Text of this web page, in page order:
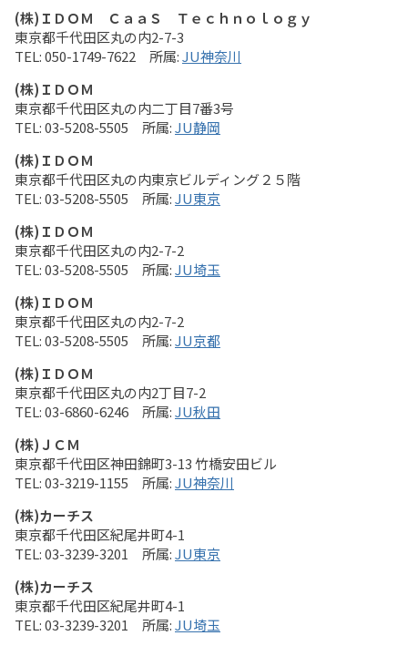
(株)ＩＤＯＭ ＣａａＳ Ｔｅｃｈｎｏｌｏｇｙ
東京都千代田区丸の内2-7-3
050-1749-7622
JU神奈川
(株)ＩＤＯＭ
東京都千代田区丸の内二丁目7番3号
03-5208-5505
JU静岡
(株)ＩＤＯＭ
東京都千代田区丸の内東京ビルディング２５階
03-5208-5505
JU東京
(株)ＩＤＯＭ
東京都千代田区丸の内2-7-2
03-5208-5505
JU埼玉
(株)ＩＤＯＭ
東京都千代田区丸の内2-7-2
03-5208-5505
JU京都
(株)ＩＤＯＭ
東京都千代田区丸の内2丁目7-2
03-6860-6246
JU秋田
(株)ＪＣＭ
東京都千代田区神田錦町3-13 竹橋安田ビル
03-3219-1155
JU神奈川
(株)カーチス
東京都千代田区紀尾井町4-1
03-3239-3201
JU東京
(株)カーチス
東京都千代田区紀尾井町4-1
03-3239-3201
JU埼玉